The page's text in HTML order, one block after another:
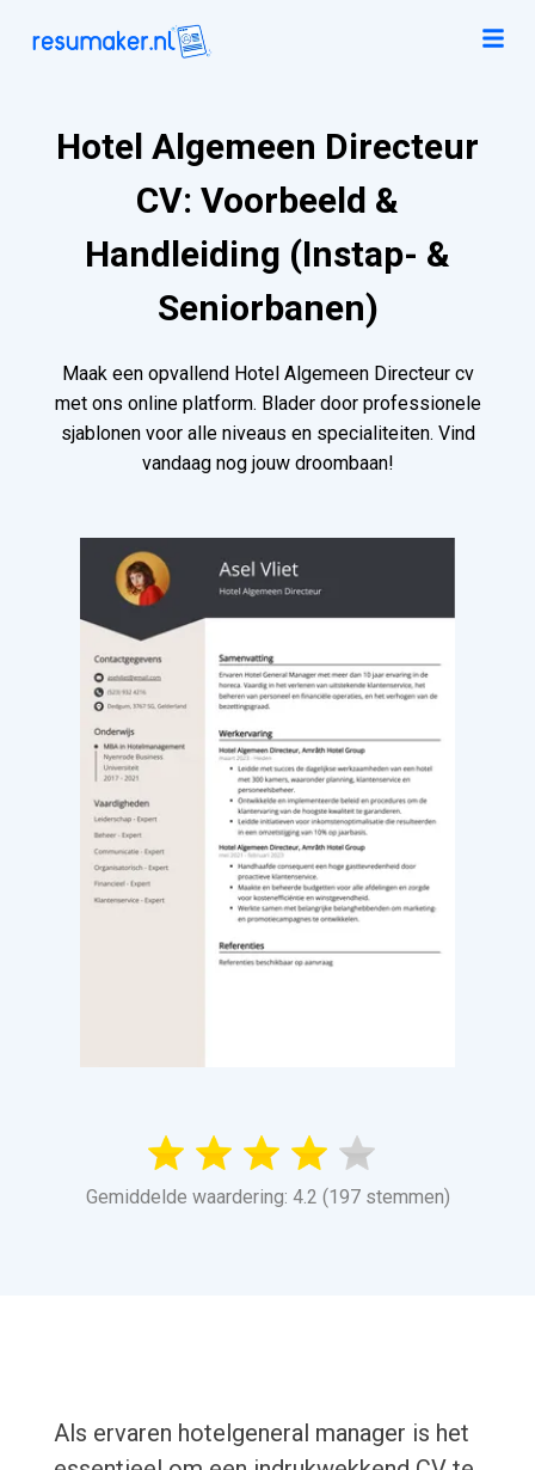
Hotel Algemeen Directeur
CV: Voorbeeld &
Handleiding (Instap- &
Seniorbanen)
Maak een opvallend Hotel Algemeen Directeur cv
met ons online platform. Blader door professionele
sjablonen voor alle niveaus en specialiteiten. Vind
vandaag nog jouw droombaan!
Gemiddelde waardering: 4.2 (197 stemmen)
Als ervaren hotelgeneral manager is het